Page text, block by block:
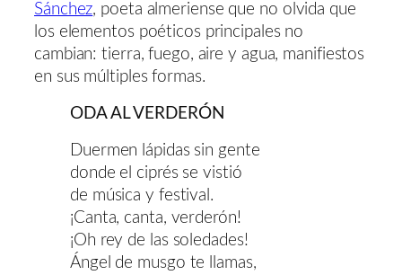
Sánchez, poeta almeriense que no olvida que
los elementos poéticos principales no
cambian: tierra, fuego, aire y agua, manifiestos
en sus múltiples formas.
ODA AL VERDERÓN
Duermen lápidas sin gente
donde el ciprés se vistió
de música y festival.
¡Canta, canta, verderón!
¡Oh rey de las soledades!
Ángel de musgo te llamas,